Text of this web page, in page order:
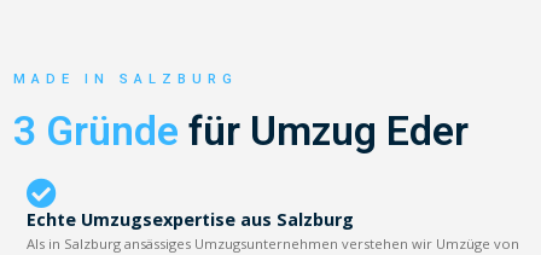
MADE IN SALZBURG
3 Gründe für Umzug Eder
Echte Umzugsexpertise aus Salzburg
Als in Salzburg ansässiges Umzugsunternehmen verstehen wir Umzüge von